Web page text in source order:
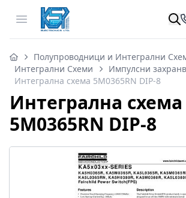
Open menu
Полупроводници и Интегрални
Интегрални Схеми
Импулсни
Интегрална схема 5M0365RN DIP-8
Интегрална схема
5M0365RN DIP-8